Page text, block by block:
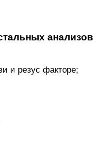
анализов
и резус факторе;